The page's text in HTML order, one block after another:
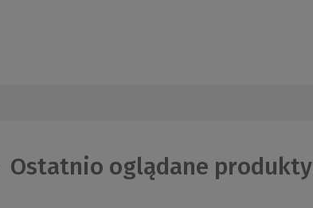
Ostatnio oglądane produkty